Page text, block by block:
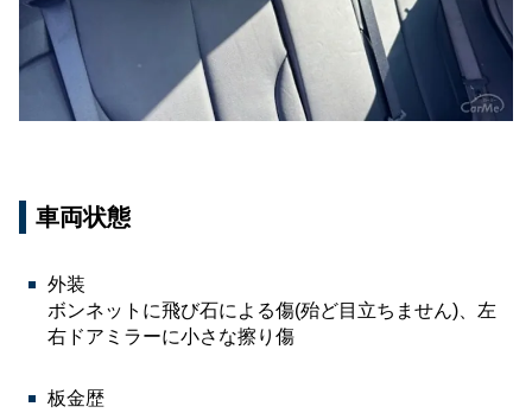
車両状態
外装
ボンネットに飛び石による傷(殆ど目立ちません)、左
右ドアミラーに小さな擦り傷
板金歴